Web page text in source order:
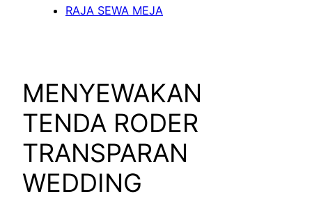
RAJA SEWA MEJA
MENYEWAKAN
TENDA RODER
TRANSPARAN
WEDDING